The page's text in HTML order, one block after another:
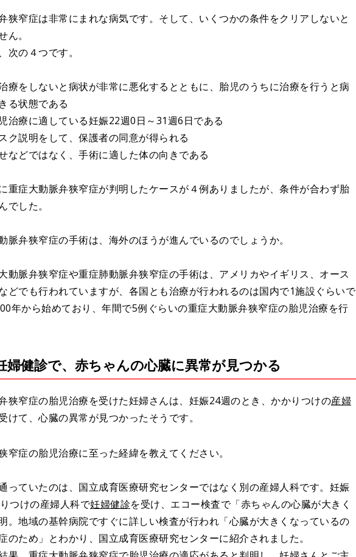
窄症は非常にまれな病気です。そして、いくつかの条件をクリアしないと
ん。
次の４つです。
療をしないと病状が非常に悪化するとともに、胎児のうちに治療を行うと病
る状態である
治療に適している妊娠22週0日～31週6日である
ク説明をして、保護者の同意が得られる
などではなく、手術に適した体の向きである
重症大動脈弁狭窄症が判明したケースが４例ありましたが、条件が合わず胎
でした。
弁狭窄症の手術は、海外のほうが進んでいるのでしょうか。
脈弁狭窄症や重症肺動脈弁狭窄症の手術は、アメリカやイギリス、オース
どでも行われていますが、各国とも治療が行われるのは国内で1施設ぐらいで
年から始めており、年間で5例ぐらいの重症大動脈弁狭窄症の胎児治療を行
婦健診で、赤ちゃんの心臓に異常が見つかる
狭窄症の胎児治療を受けた妊婦さんは、妊娠24週のとき、かかりつけの産婦
けて、心臓の異常が見つかったそうです。
症の胎児治療に至った経緯を教えてください。
ていたのは、国立成育医療研究センターではなく別の産婦人科です。妊娠
つけの産婦人科で妊婦健診を受け、エコー検査で「赤ちゃんの心臓が大きく
。地域の基幹病院ですぐに詳しい検査が行われ「心臓が大きくなっているの
のため」とわかり、国立成育医療研究センターに紹介されました。